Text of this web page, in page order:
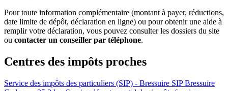
Pour toute information complémentaire (montant à payer, réductions,
date limite de dépôt, déclaration en ligne) ou pour obtenir une aide à
remplir votre déclaration, vous pouvez consulter les dossiers du site
ou contacter un conseiller par téléphone.
Centres des impôts proches
Service des impôts des particuliers (SIP) - Bressuire SIP Bressuire